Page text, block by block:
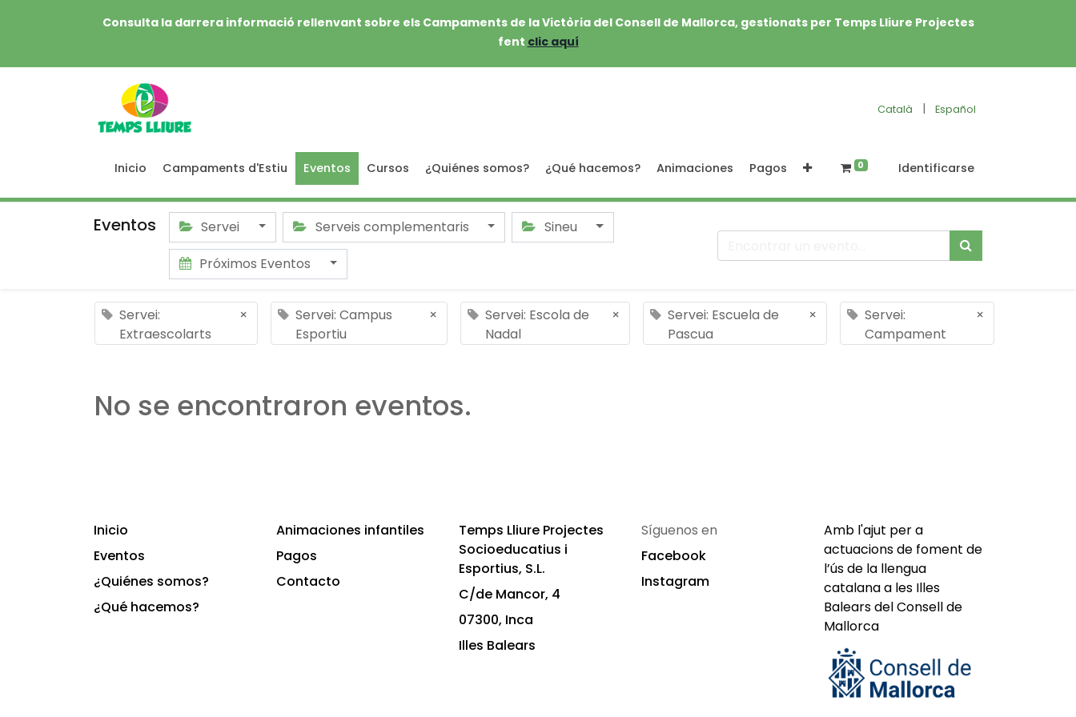
Consulta la darrera informació rellenvant sobre els Campaments de la Victòria del Consell de Mallorca, gestionats per Temps Lliure Projectes
fent clic aquí
Català | Español
Inicio Campaments d'Estiu Eventos Cursos ¿Quiénes somos? ¿Qué hacemos? Animaciones Pagos 0 Identificarse
Eventos Servei Serveis complementaris
Sineu
Próximos Eventos
Servei:
Extraescolarts
×
Servei: Campus
Esportiu
×
Servei: Escola de
Nadal
×
Servei: Escuela de
Pascua
×
Servei:
Campament
×
No se encontraron eventos.
Inicio
Eventos
¿Quiénes somos?
¿Qué hacemos?
Animaciones infantiles
Pagos
Contacto
Temps Lliure Projectes
Socioeducatius i
Esportius, S.L.
C/de Mancor, 4
07300, Inca
Illes Balears
Síguenos en
Facebook
Instagram
Amb l'ajut per a
actuacions de foment de
l’ús de la llengua
catalana a les Illes
Balears del Consell de
Mallorca